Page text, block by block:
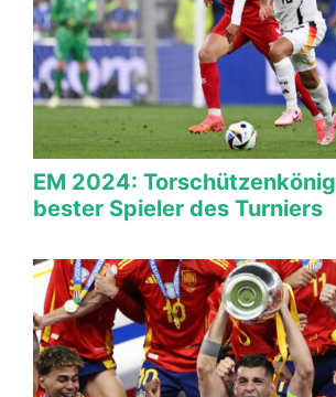
EM 2024:
bester Spieler des Turniers